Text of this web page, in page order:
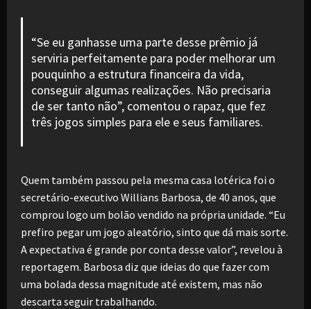
“Se eu ganhasse uma parte desse prêmio já
serviria perfeitamente para poder melhorar um
pouquinho a estrutura financeira da vida,
conseguir algumas realizações. Não precisaria
de ser tanto não”, comentou o rapaz, que fez
três jogos simples para ele e seus familiares.
Quem também passou pela mesma casa lotérica foi o
secretário-executivo Willians Barbosa, de 40 anos, que
comprou logo um bolão vendido na própria unidade. “Eu
prefiro pegar um jogo aleatório, sinto que dá mais sorte.
A expectativa é grande por conta desse valor”, revelou à
reportagem. Barbosa diz que ideias do que fazer com
uma bolada dessa magnitude até existem, mas não
descarta seguir trabalhando.